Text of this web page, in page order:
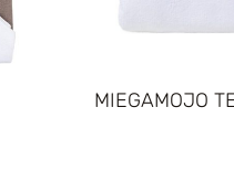
MIEGAMOJO